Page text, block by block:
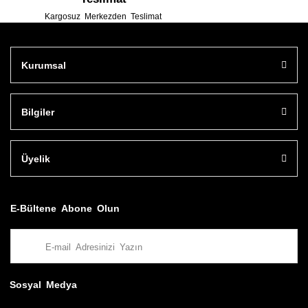
Kargosuz Merkezden Teslimat
Kurumsal
Bilgiler
Üyelik
E-Bültene Abone Olun
Sosyal Medya